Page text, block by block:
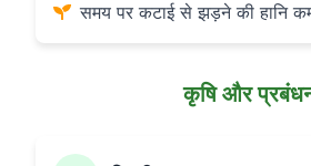
समय पर कटाई से झड़ने की हानि
कृषि और